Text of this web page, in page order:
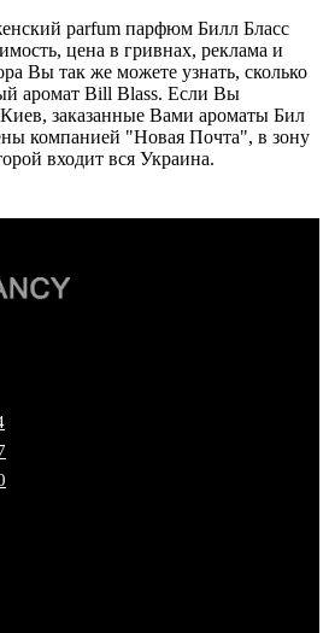
parfum парфюм Билл Бласс
цена в гривнах, реклама и
Вы так же можете узнать, сколько
аромат Bill Blass. Если Вы
заказанные Вами ароматы Бил
компанией "Новая Почта", в зону
входит вся Украина.